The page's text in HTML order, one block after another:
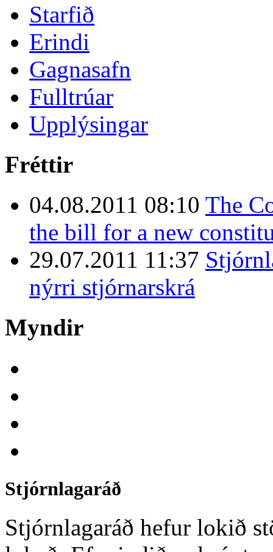
Starfið
Erindi
Gagnasafn
Fulltrúar
Upplýsingar
Fréttir
04.08.2011 08:10 The
the bill for a new
29.07.2011 11:37
nýrri stjórnarskrá
Myndir
Stjórnlagaráð
Stjórnlagaráð hefur lokið